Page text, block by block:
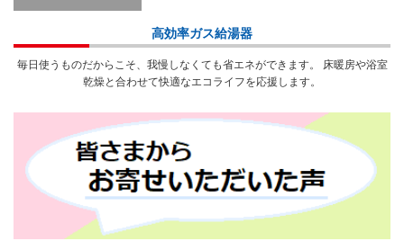
高効率ガス給湯器
毎日使うものだからこそ、我慢しなくても省エネができます。 床暖房や浴室
乾燥と合わせて快適なエコライフを応援します。